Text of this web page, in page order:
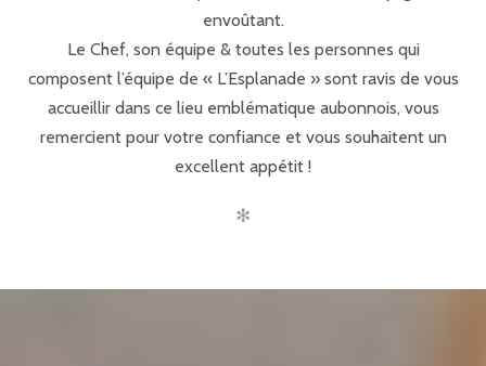
envoûtant.
Le Chef, son équipe & toutes les personnes qui
composent l’équipe de « L’Esplanade » sont ravis de vous
accueillir dans ce lieu emblématique aubonnois, vous
remercient pour votre confiance et vous souhaitent un
excellent appétit !
✻